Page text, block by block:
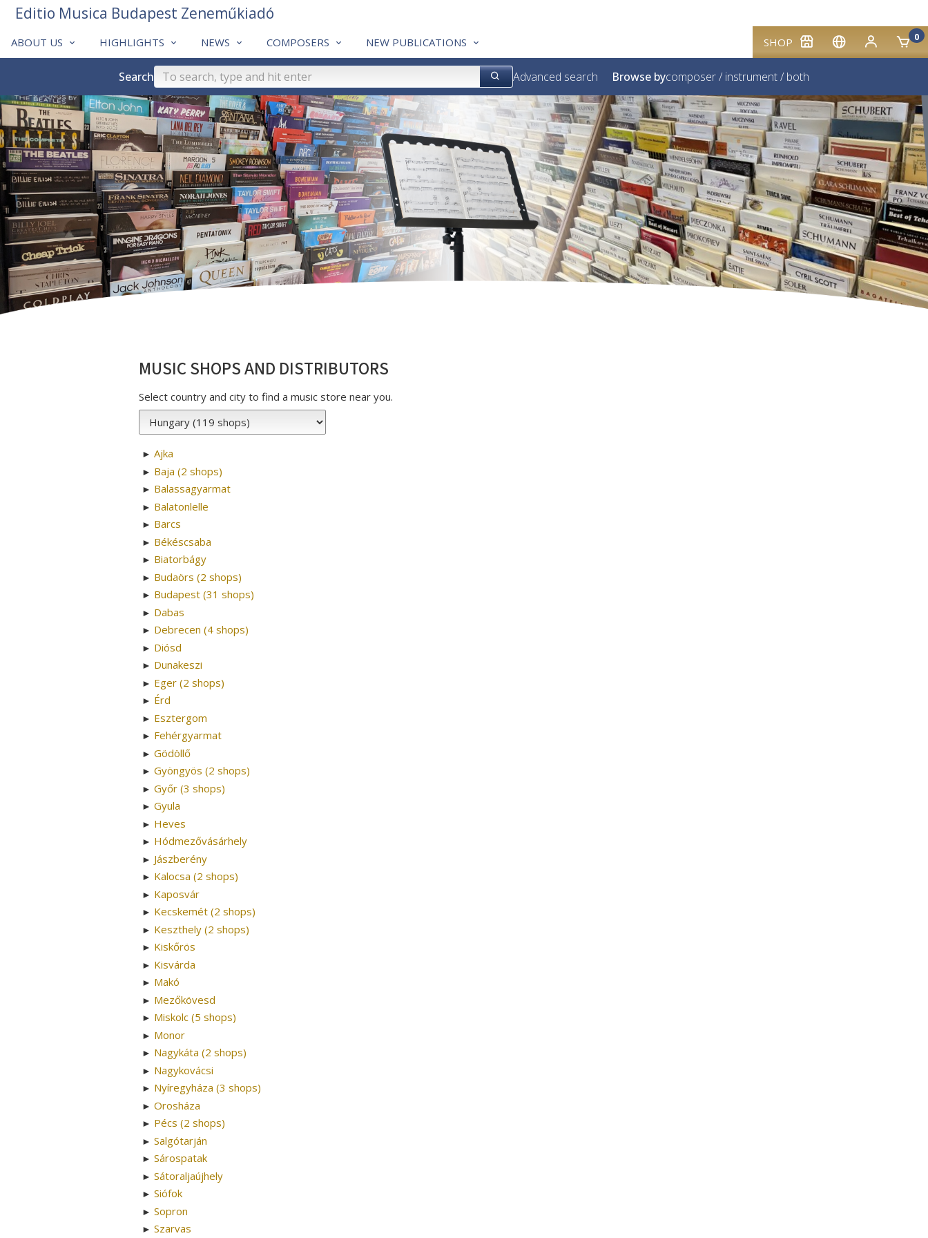
SHOP 0
ABOUT US HIGHLIGHTS NEWS COMPOSERS NEW PUBLICATIONS
Editio Musica Budapest Zeneműkiadó
Search Advanced search Browse bycomposer/ instrument/ both
MUSIC SHOPS AND DISTRIBUTORS
Select country and city to find a music store near you.
► Ajka
► Baja (2 shops)
► Balassagyarmat
► Balatonlelle
► Barcs
► Békéscsaba
► Biatorbágy
► Budaörs (2 shops)
► Budapest (31 shops)
► Dabas
► Debrecen (4 shops)
► Diósd
► Dunakeszi
► Eger (2 shops)
► Érd
► Esztergom
► Fehérgyarmat
► Gödöllő
► Gyöngyös (2 shops)
► Győr (3 shops)
► Gyula
► Heves
► Hódmezővásárhely
► Jászberény
► Kalocsa (2 shops)
► Kaposvár
► Kecskemét (2 shops)
► Keszthely (2 shops)
► Kiskőrös
► Kisvárda
► Makó
► Mezőkövesd
► Miskolc (5 shops)
► Monor
► Nagykáta (2 shops)
► Nagykovácsi
► Nyíregyháza (3 shops)
► Orosháza
► Pécs (2 shops)
► Salgótarján
► Sárospatak
► Sátoraljaújhely
► Siófok
► Sopron
► Szarvas